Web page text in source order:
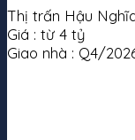
Thị trấn Hậu
Giá : từ 4 tỷ
Giao nhà : Q4/